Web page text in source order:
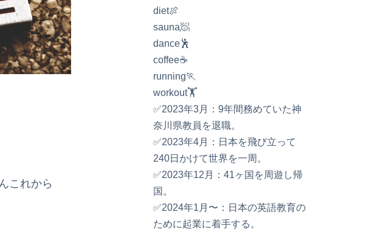
これから
diet🍖
sauna🧖
dance🕺
coffee☕️
running🏃
workout🏋️
✅2023年3月：9年間務めていた神
奈川県教員を退職。
✅2023年4月：日本を飛び立って
240日かけて世界を一周。
✅2023年12月：41ヶ国を周遊し帰
国。
✅2024年1月〜：日本の英語教育の
ために起業に着手する。